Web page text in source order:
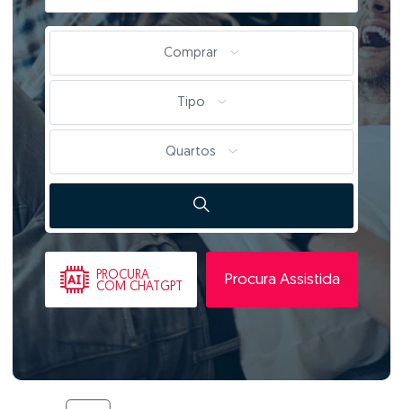
Comprar
Tipo
Quartos
PROCURA
COM CHATGPT
Procura Assistida